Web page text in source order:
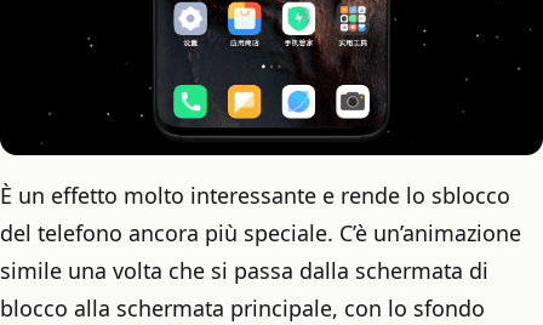
È un effetto molto interessante e rende lo sblocco
del telefono ancora più speciale. C’è un’animazione
simile una volta che si passa dalla schermata di
blocco alla schermata principale, con lo sfondo